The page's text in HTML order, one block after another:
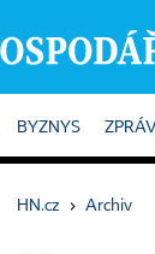
HOME
BYZNYS
HN.cz › Archiv